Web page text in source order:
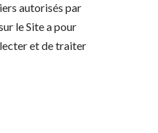
autorisés par
le Site a pour
et de traiter